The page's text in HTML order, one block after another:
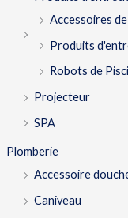
Accessoires
Produits
Robots de
Projecteur
SPA
Plomberie
Accessoire
Caniveau